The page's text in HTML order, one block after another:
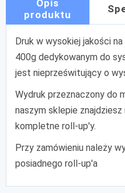
Opis
produktu
Druk w wysokiej jakości
400g dedykowanym do
jest nieprześwitujący o
Wydruk przeznaczony do
naszym sklepie
kompletne roll-up'y.
Przy zamówieniu należy
posiadnego roll-up'a